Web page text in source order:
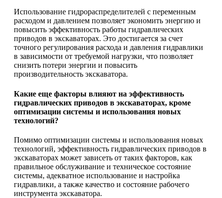
Использование гидрораспределителей с переменным
расходом и давлением позволяет экономить энергию и
повысить эффективность работы гидравлических
приводов в экскаваторах. Это достигается за счет
точного регулирования расхода и давления гидравлики
в зависимости от требуемой нагрузки, что позволяет
снизить потери энергии и повысить
производительность экскаватора.
Какие еще факторы влияют на эффективность
гидравлических приводов в экскаваторах, кроме
оптимизации системы и использования новых
технологий?
Помимо оптимизации системы и использования новых
технологий, эффективность гидравлических приводов в
экскаваторах может зависеть от таких факторов, как
правильное обслуживание и техническое состояние
системы, адекватное использование и настройка
гидравлики, а также качество и состояние рабочего
инструмента экскаватора.